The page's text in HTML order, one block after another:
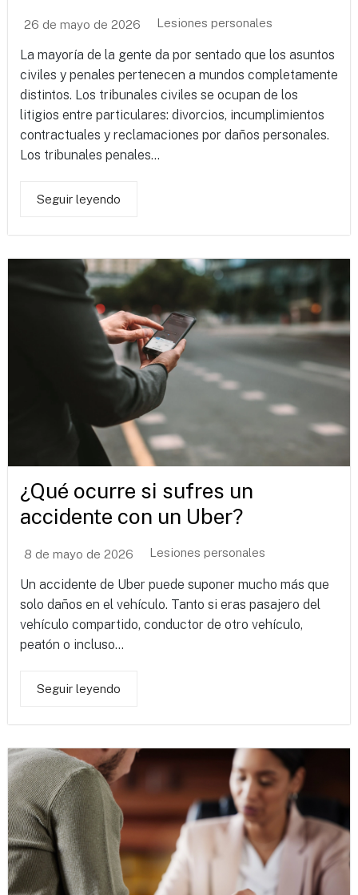
26 de mayo de 2026 Lesiones personales
La mayoría de la gente da por sentado que los asuntos
civiles y penales pertenecen a mundos completamente
distintos. Los tribunales civiles se ocupan de los
litigios entre particulares: divorcios, incumplimientos
contractuales y reclamaciones por daños personales.
Los tribunales penales...
Seguir leyendo
¿Qué ocurre si sufres un
accidente con un Uber?
8 de mayo de 2026 Lesiones personales
Un accidente de Uber puede suponer mucho más que
solo daños en el vehículo. Tanto si eras pasajero del
vehículo compartido, conductor de otro vehículo,
peatón o incluso...
Seguir leyendo